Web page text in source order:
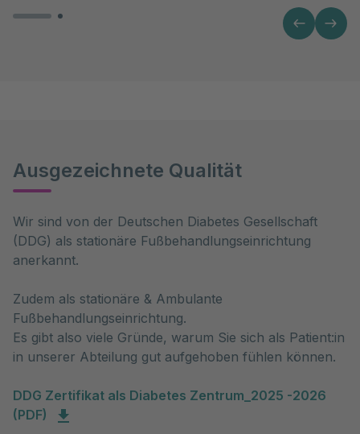
Ausgezeichnete Qualität
Wir sind von der Deutschen Diabetes Gesellschaft
(DDG) als stationäre Fußbehandlungseinrichtung
anerkannt.
Zudem als stationäre & Ambulante
Fußbehandlungseinrichtung.
Es gibt also viele Gründe, warum Sie sich als Patient:in
in unserer Abteilung gut aufgehoben fühlen können.
DDG Zertifikat als Diabetes Zentrum_2025 -2026
(PDF)